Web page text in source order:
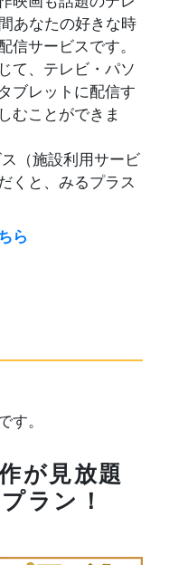
あなたの好きな時
信サービスです。
て、テレビ・パソ
ブレットに配信す
むことができま
（施設利用サービ
くと、みるプラス
ら
す。
が見放題
ラン！